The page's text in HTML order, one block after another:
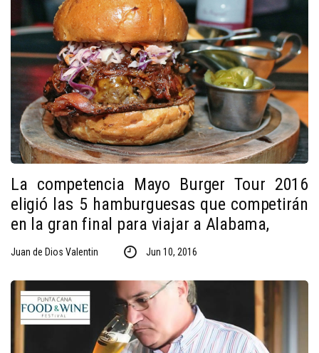
La competencia Mayo Burger Tour 2016
eligió las 5 hamburguesas que competirán
en la gran final para viajar a Alabama,
Juan de Dios Valentin Jun 10, 2016